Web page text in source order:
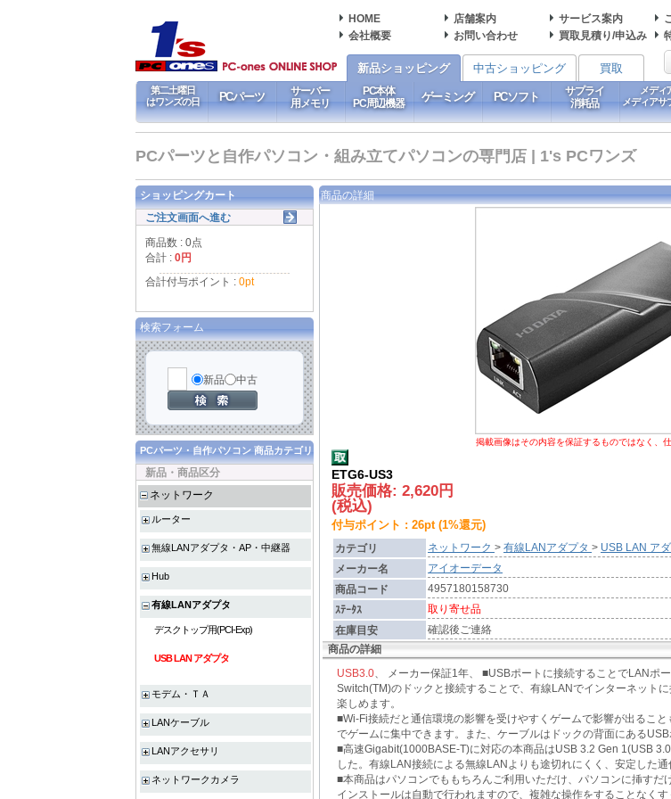
HOME 店舗案内 サービス案内
会社概要
お問い合わせ 買取見積り/申込み
新品ショッピング 中古ショッピング 買取
第二土曜日
はワンズの日
PCパーツ
サーバー
用メモリ
PC本体
PC周辺機器
ゲーミング PCソフト
サプライ
消耗品
メディ
メディアサ
PCパーツと自作パソコン・組み立てパソコンの専門店 | 1's PCワンズ
商品の詳細
掲載画像はその内容を保証するものではなく、
ETG6-US3
販売価格: 2,620円
(税込)
付与ポイント : 26pt (1%還元)
カテゴリ ネットワーク > 有線LANアダプタ > USB LAN ア
メーカー名
アイオーデータ
商品コード
4957180158730
ｽﾃｰﾀｽ
取り寄せ品
在庫目安
確認後ご連絡
商品の詳細
USB3.0 、 メーカー保証1年、 ■USBポートに接続することでLAN
Switch(TM)のドックと接続することで、有線LANでインターネット
楽しめます。
■Wi-Fi接続だと通信環境の影響を受けやすくゲームで影響が出るこ
でゲームに集中できます。また、ケーブルはドックの背面にある
■高速Gigabit(1000BASE-T)に対応の本商品はUSB 3.2 Gen 1(USB
した。有線LAN接続による無線LANよりも途切れにくく、安定した通
■本商品はパソコンでももちろんご利用いただけ、パソコンに挿す
インストールは自動で行われますので、複雑な操作をすることなくす
ショッピングカート
ご注文画面へ進む
商品数 : 0点
合計 : 0円
合計付与ポイント : 0pt
検索フォーム
新品 中古
PCパーツ・自作パソコン 商品カテゴリ
新品・商品区分
ネットワーク
ルーター
無線LANアダプタ・AP・中継器
Hub
有線LANアダプタ
デスクトップ用(PCI-Exp)
USB LAN アダプタ
モデム・ＴＡ
LANケーブル
LANアクセサリ
ネットワークカメラ